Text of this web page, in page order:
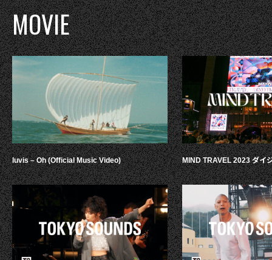
MOVIE
luvis – Oh (Official Music Video) MIND TRAVEL 2023 ダイ